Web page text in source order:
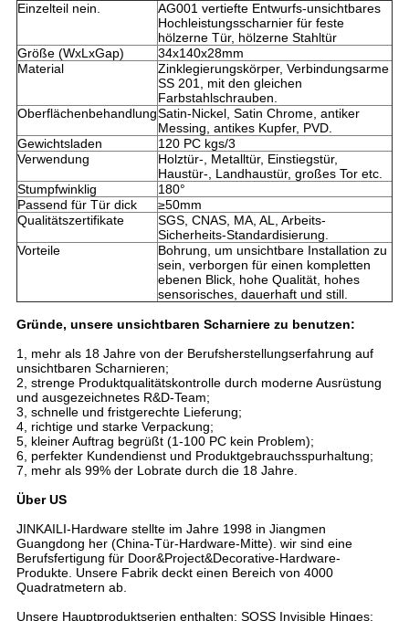
Einzelteil nein.
AG001 vertiefte Entwurfs-unsichtbares
Hochleistungsscharnier für feste
hölzerne Tür, hölzerne Stahltür
Größe (WxLxGap)
34x140x28mm
Material
Zinklegierungskörper, Verbindungsarme
SS 201, mit den gleichen
Farbstahlschrauben.
OberflächenbehandlungSatin-Nickel, Satin Chrome, antiker
Messing, antikes Kupfer, PVD.
Gewichtsladen
120 PC kgs/3
Verwendung
Holztür-, Metalltür, Einstiegstür,
Haustür-, Landhaustür, großes Tor etc.
Stumpfwinklig
180°
Passend für Tür dick
≥50mm
Qualitätszertifikate
SGS, CNAS, MA, AL, Arbeits-
Sicherheits-Standardisierung.
Vorteile
Bohrung, um unsichtbare Installation zu
sein, verborgen für einen kompletten
ebenen Blick, hohe Qualität, hohes
sensorisches, dauerhaft und still.
Gründe, unsere unsichtbaren Scharniere zu benutzen:
1, mehr als 18 Jahre von der Berufsherstellungserfahrung auf
unsichtbaren Scharnieren;
2, strenge Produktqualitätskontrolle durch moderne Ausrüstung
und ausgezeichnetes R&D-Team;
3, schnelle und fristgerechte Lieferung;
4, richtige und starke Verpackung;
5, kleiner Auftrag begrüßt (1-100 PC kein Problem);
6, perfekter Kundendienst und Produktgebrauchsspurhaltung;
7, mehr als 99% der Lobrate durch die 18 Jahre.
Über US
JINKAILI-Hardware stellte im Jahre 1998 in Jiangmen
Guangdong her (China-Tür-Hardware-Mitte). wir sind eine
Berufsfertigung für Door&Project&Decorative-Hardware-
Produkte. Unsere Fabrik deckt einen Bereich von 4000
Quadratmetern ab.
Unsere Hauptproduktserien enthalten: SOSS Invisible Hinges;